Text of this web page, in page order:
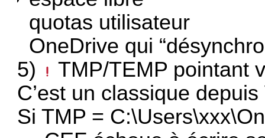
quotas utilisateur
OneDrive qui
5)
TMP/TEMP pointant
C’est un classique
Si TMP =